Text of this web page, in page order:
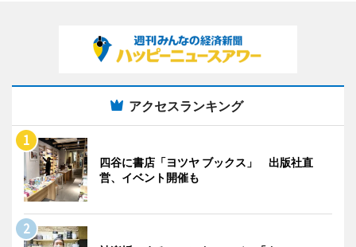
アクセスランキング
四谷に書店「ヨツヤ ブックス」 出版社直
営、イベント開催も